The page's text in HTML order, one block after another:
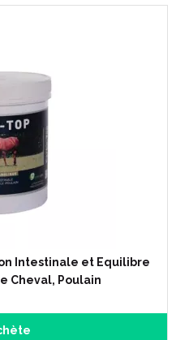
Intestinale et Equilibre
Cheval, Poulain